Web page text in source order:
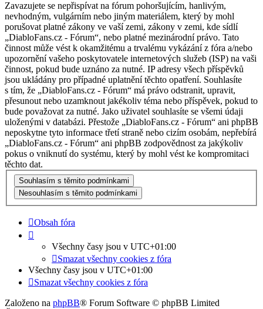
Zavazujete se nepřispívat na fórum pohoršujícím, hanlivým,
nevhodným, vulgárním nebo jiným materiálem, který by mohl
porušovat platné zákony ve vaší zemi, zákony v zemi, kde sídlí
„DiabloFans.cz - Fórum“, nebo platné mezinárodní právo. Tato
činnost může vést k okamžitému a trvalému vykázání z fóra a/nebo
upozornění vašeho poskytovatele internetových služeb (ISP) na vaši
činnost, pokud bude uznáno za nutné. IP adresy všech příspěvků
jsou ukládány pro případné uplatnění těchto opatření. Souhlasíte
s tím, že „DiabloFans.cz - Fórum“ má právo odstranit, upravit,
přesunout nebo uzamknout jakékoliv téma nebo příspěvek, pokud to
bude považovat za nutné. Jako uživatel souhlasíte se všemi údaji
uloženými v databázi. Přestože „DiabloFans.cz - Fórum“ ani phpBB
neposkytne tyto informace třetí straně nebo cizím osobám, nepřebírá
„DiabloFans.cz - Fórum“ ani phpBB zodpovědnost za jakýkoliv
pokus o vniknutí do systému, který by mohl vést ke kompromitaci
těchto dat.
Obsah fóra
Všechny časy jsou v UTC+01:00
Smazat všechny cookies z fóra
Všechny časy jsou v UTC+01:00
Smazat všechny cookies z fóra
Založeno na phpBB® Forum Software © phpBB Limited